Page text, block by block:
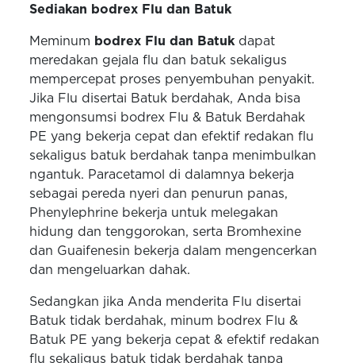
Sediakan bodrex Flu dan Batuk
Meminum bodrex Flu dan Batuk dapat
meredakan gejala flu dan batuk sekaligus
mempercepat proses penyembuhan penyakit.
Jika Flu disertai Batuk berdahak, Anda bisa
mengonsumsi bodrex Flu & Batuk Berdahak
PE yang bekerja cepat dan efektif redakan flu
sekaligus batuk berdahak tanpa menimbulkan
ngantuk. Paracetamol di dalamnya bekerja
sebagai pereda nyeri dan penurun panas,
Phenylephrine bekerja untuk melegakan
hidung dan tenggorokan, serta Bromhexine
dan Guaifenesin bekerja dalam mengencerkan
dan mengeluarkan dahak.
Sedangkan jika Anda menderita Flu disertai
Batuk tidak berdahak, minum bodrex Flu &
Batuk PE yang bekerja cepat & efektif redakan
flu sekaligus batuk tidak berdahak tanpa